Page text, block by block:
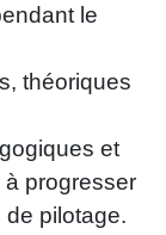
le
théoriques
et
à progresser
de pilotage.